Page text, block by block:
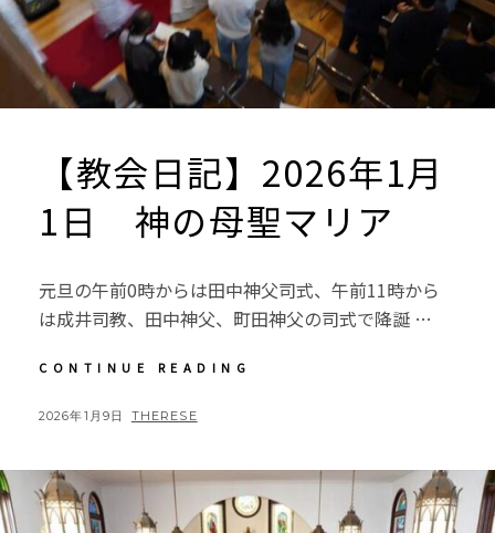
【教会日記】2026年1月
1日 神の母聖マリア
元旦の午前0時からは田中神父司式、午前11時から
は成井司教、田中神父、町田神父の司式で降誕 …
CONTINUE READING
年
1
月
POSTED
2026年1月9日 BY
THERESE